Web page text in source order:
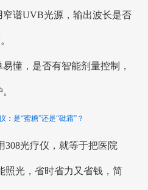
窄谱UVB光源，输出波长是否
懂，是否有智能剂量控制，
：是“蜜糖”还是“砒霜”？
308光疗仪，就等于把医院
照光，省时省力又省钱，简